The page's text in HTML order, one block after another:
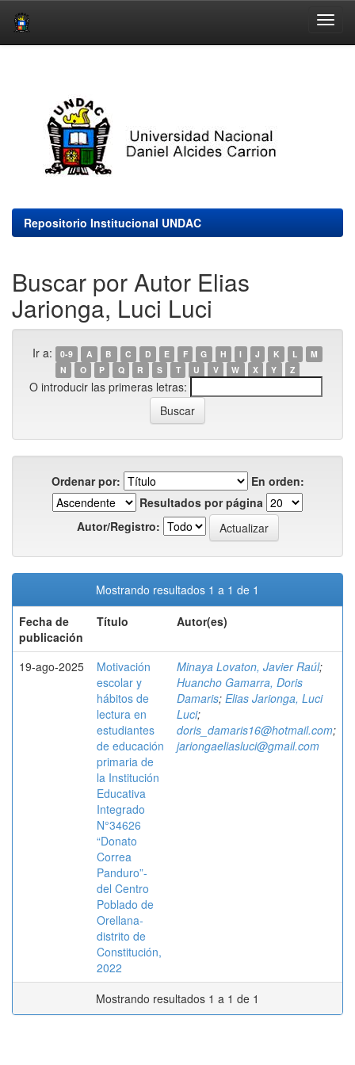
Repositorio Institucional UNDAC
Buscar por Autor Elias
Jarionga, Luci Luci
Ir a: 0-9 A B C D E F G H I J K L
M
N
O P Q R S T U V W X Y Z
O introducir las primeras letras:
Ordenar por:
En orden:
Resultados por página
Autor/Registro:
Mostrando resultados 1 a 1 de 1
Fecha de
publicación
Título Autor(es)
19-ago-2025
Motivación
escolar y
hábitos de
lectura en
estudiantes
de educación
primaria de
la Institución
Educativa
Integrado
N°34626
“Donato
Correa
Panduro”-
del Centro
Poblado de
Orellana-
distrito de
Constitución,
2022
Minaya Lovaton, Javier Raúl;
Huancho Gamarra, Doris
Damaris; Elias Jarionga, Luci
Luci;
doris_damaris16@hotmail.com;
jariongaeliasluci@gmail.com
Mostrando resultados 1 a 1 de 1